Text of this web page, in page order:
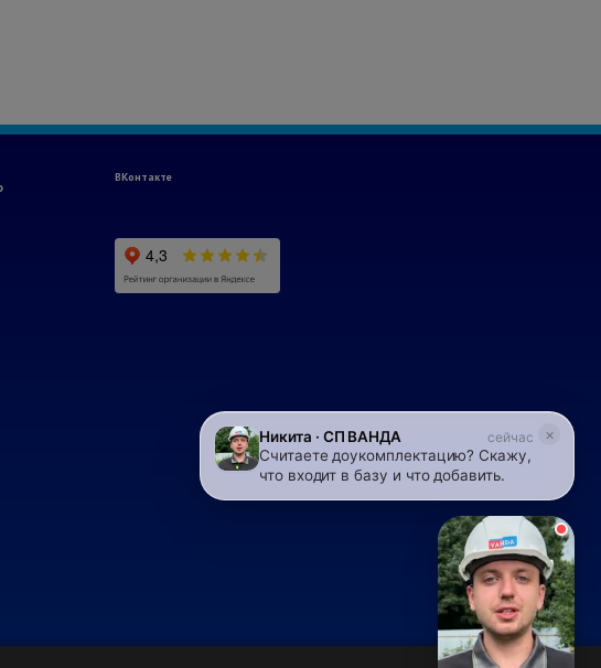
ВКонтакте
Никита · СП ВАНДА сейчас
Считаете доукомплектацию? Скажу,
что входит в базу и что добавить.
×